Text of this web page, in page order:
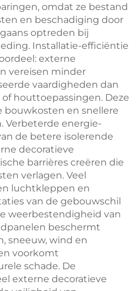
omdat ze bestand
en beschadiging door
optreden bij
Installatie-efficiëntie
externe
vereisen minder
vaardigheden dan
houttoepassingen. Deze
en snellere
Verbeterde energie-
de betere isolerende
decoratieve
barrières creëren die
verlagen. Veel
luchtkleppen en
van de gebouwschil
weerbestendigheid van
beschermt
sneeuw, wind en
voorkomt
schade. De
externe decoratieve